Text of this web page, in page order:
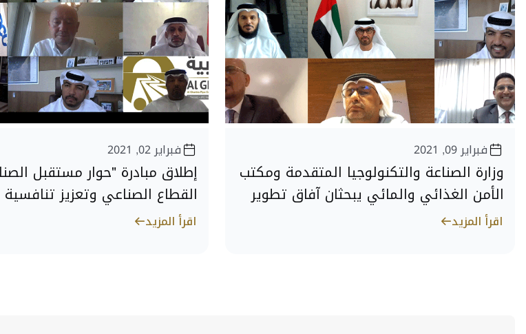
فبراير 09, 2021
وزارة الصناعة والتكنولوجيا المتقدمة ومكتب
الأمن الغذائي والمائي يبحثان آفاق تطوير
صناعة الأغذية والمشروبات مع عدد من
اقرأ المزيد
فبراير 02, 2021
إطلاق مبادرة "حوار مستقبل
القطاع الصناعي وتعزيز تنافسية
المحلية
اقرأ المزيد